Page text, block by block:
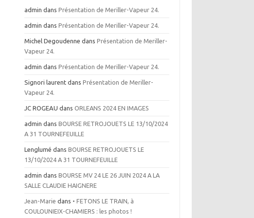
admin dansPrésentation de Meriller-Vapeur 24.
admin dansPrésentation de Meriller-Vapeur 24.
Michel Degoudenne dansPrésentation de Meriller-
Vapeur 24.
admin dansPrésentation de Meriller-Vapeur 24.
Signori laurent dansPrésentation de Meriller-
Vapeur 24.
JC ROGEAU dansORLEANS 2024 EN IMAGES
admin dansBOURSE RETROJOUETS LE 13/10/2024
A 31 TOURNEFEUILLE
Lenglumé dansBOURSE RETROJOUETS LE
13/10/2024 A 31 TOURNEFEUILLE
admin dansBOURSE MV 24 LE 26 JUIN 2024 A LA
SALLE CLAUDIE HAIGNERE
Jean-Marie dans • FETONS LE TRAIN, à
COULOUNIEIX-CHAMIERS : les photos !